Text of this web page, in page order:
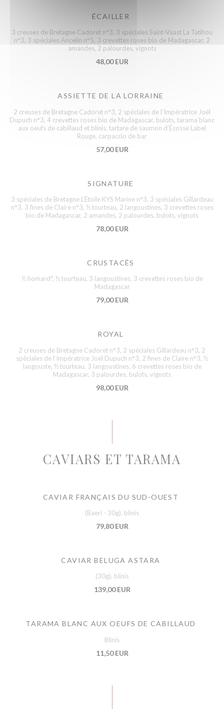
ÉCAILLER
3 creuses de Bretagne Cadoret n°3, 3 spéciales Saint-Vaast La Tatihou
n°3, 3 spéciales Ancelin n°5, 3 crevettes roses bio de Madagascar, 2
amandes, 2 palourdes, vignots
48,00 EUR
ASSIETTE DE LA LORRAINE
2 creuses de Bretagne Cadoret n°3, 2 spéciales de l’Impératrice Joël
Dupuch n°3, 4 crevettes roses bio de Madagascar, bulots, tarama blanc
aux oeufs de cabillaud et blinis, tartare de saumon d’Écosse Label
Rouge, carpaccio de bar
57,00 EUR
SIGNATURE
3 spéciales de Bretagne L’Étoile KYS Marine n°3, 3 spéciales Gillardeau
n°3, 3 fines de Claire n°3, ½ tourteau, 2 langoustines, 3 crevettes roses
bio de Madagascar, 2 amandes, 2 palourdes, bulots, vignots
78,00 EUR
CRUSTACÉS
½ homard*, ½ tourteau, 3 langoustines, 3 crevettes roses bio de
Madagascar
79,00 EUR
ROYAL
2 creuses de Bretagne Cadoret n°3, 2 spéciales Gillardeau n°3, 2
spéciales de l’Impératrice Joël Dupuch n°3, 2 fines de Claire n°3, ½
langouste, ½ tourteau, 3 langoustines, 6 crevettes roses bio de
Madagascar, 3 palourdes, bulots, vignots
98,00 EUR
CAVIARS ET TARAMA
CAVIAR FRANÇAIS DU SUD-OUEST
(Baeri - 30g), blinis
79,80 EUR
CAVIAR BELUGA ASTARA
(30g), blinis
139,00 EUR
TARAMA BLANC AUX OEUFS DE CABILLAUD
Blinis
11,50 EUR